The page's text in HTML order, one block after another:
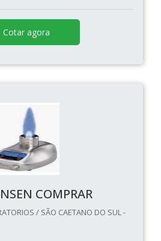
Cotar agora
COMPRAR
/ SÃO CAETANO DO SUL -